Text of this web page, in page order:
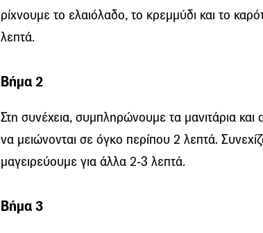
ρίχνουμε το ελαιόλαδο, το κρεμμύδι και το
λεπτά.
Βήμα 2
Στη συνέχεια, συμπληρώνουμε τα μανιτάρια
να μειώνονται σε όγκο περίπου 2 λεπτά.
μαγειρεύουμε για άλλα 2-3 λεπτά.
Βήμα 3